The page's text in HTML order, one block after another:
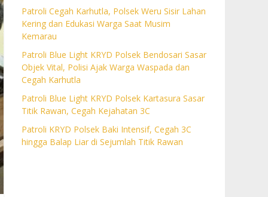
Patroli Cegah Karhutla, Polsek Weru Sisir Lahan
Kering dan Edukasi Warga Saat Musim
Kemarau
Patroli Blue Light KRYD Polsek Bendosari Sasar
Objek Vital, Polisi Ajak Warga Waspada dan
Cegah Karhutla
Patroli Blue Light KRYD Polsek Kartasura Sasar
Titik Rawan, Cegah Kejahatan 3C
Patroli KRYD Polsek Baki Intensif, Cegah 3C
hingga Balap Liar di Sejumlah Titik Rawan